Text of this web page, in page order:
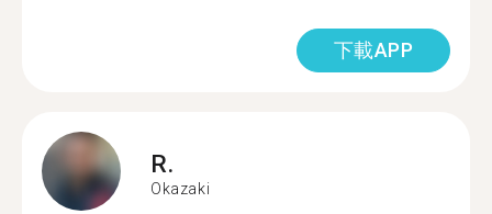
下載APP
R.
Okazaki